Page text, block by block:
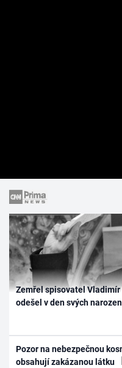
Zemřel spisovatel
odešel v den svých
Pozor na nebezpečnou
obsahují zakázanou látku